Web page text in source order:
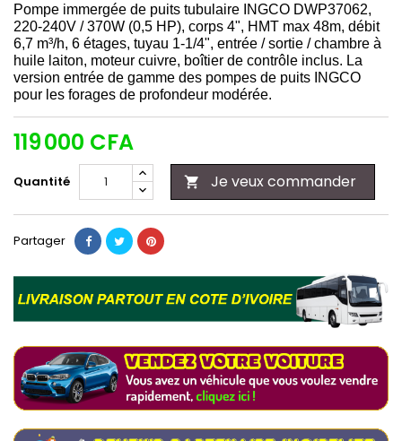
Pompe immergée de puits tubulaire INGCO DWP37062,
220-240V / 370W (0,5 HP), corps 4", HMT max 48m, débit
6,7 m³/h, 6 étages, tuyau 1-1/4", entrée / sortie / chambre à
huile laiton, moteur cuivre, boîtier de contrôle inclus. La
version entrée de gamme des pompes de puits INGCO
pour les forages de profondeur modérée.
119 000 CFA
Quantité  Je veux commander
Partager